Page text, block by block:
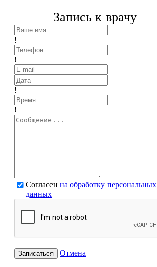
Запись к врачу
!
!
!
!
Согласен на обработку персональных
данных
Записаться Отмена